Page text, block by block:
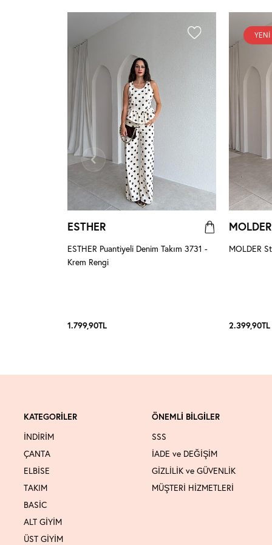
ESTHER
ESTHER Puantiyeli Denim Takım 3731 -
Krem Rengi
1.799,90TL
YENI
MOLDER
MOLDER
2.399,90TL
KATEGORİLER
İNDİRİM
ÇANTA
ELBİSE
TAKIM
BASİC
ALT GİYİM
ÜST GİYİM
ÖNEMLİ BİLGİLER
SSS
İADE ve DEĞİŞİM
GİZLİLİK ve GÜVENLİK
MÜŞTERİ HİZMETLERİ